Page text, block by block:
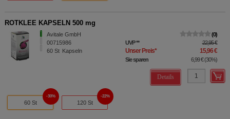
ROTKLEE KAPSELN 500 mg
Avitale GmbH
00715986
60 St Kapseln
0
UVP** 22,95 €
Unser Preis* 15,96 €
Sie sparen 6,99 €(30%)
Details
60 St
30%
120 St
22%